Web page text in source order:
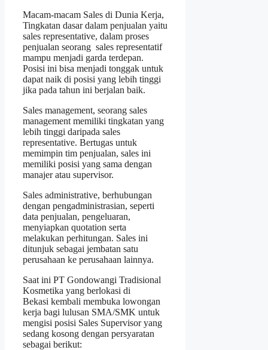
Macam-macam Sales di Dunia Kerja,
Tingkatan dasar dalam penjualan yaitu
sales representative, dalam proses
penjualan seorang sales representatif
mampu menjadi garda terdepan.
Posisi ini bisa menjadi tonggak untuk
dapat naik di posisi yang lebih tinggi
jika pada tahun ini berjalan baik.
Sales management, seorang sales
management memiliki tingkatan yang
lebih tinggi daripada sales
representative. Bertugas untuk
memimpin tim penjualan, sales ini
memiliki posisi yang sama dengan
manajer atau supervisor.
Sales administrative, berhubungan
dengan pengadministrasian, seperti
data penjualan, pengeluaran,
menyiapkan quotation serta
melakukan perhitungan. Sales ini
ditunjuk sebagai jembatan satu
perusahaan ke perusahaan lainnya.
Saat ini PT Gondowangi Tradisional
Kosmetika yang berlokasi di
Bekasi kembali membuka lowongan
kerja bagi lulusan SMA/SMK untuk
mengisi posisi Sales Supervisor yang
sedang kosong dengan persyaratan
sebagai berikut: